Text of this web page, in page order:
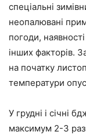
спеціальні
неопалювані
погоди,
інших факторів.
на початку
температури
У грудні і січні
максимум 2-3